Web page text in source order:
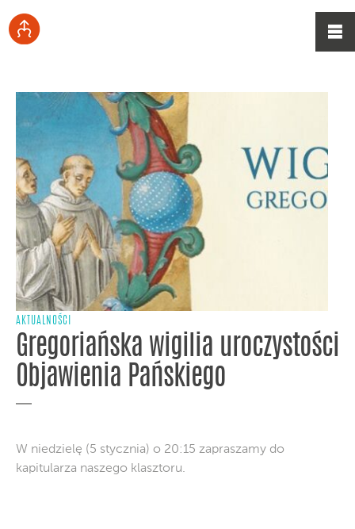
AKTUALNOŚCI
Gregoriańska wigilia uroczystości
Objawienia Pańskiego
W niedzielę (5 stycznia) o 20:15 zapraszamy do
kapitularza naszego klasztoru.